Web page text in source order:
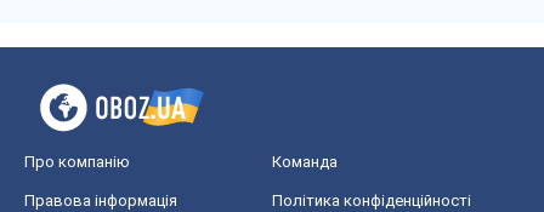
Про компанію Команда
Правова інформація Політика конфіденційності